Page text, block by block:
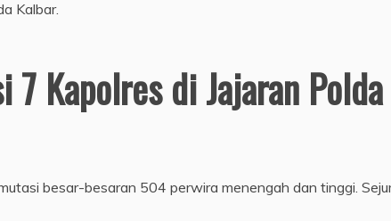
Kapolres di Jajaran
besar-besaran 504 perwira menengah dan tinggi.